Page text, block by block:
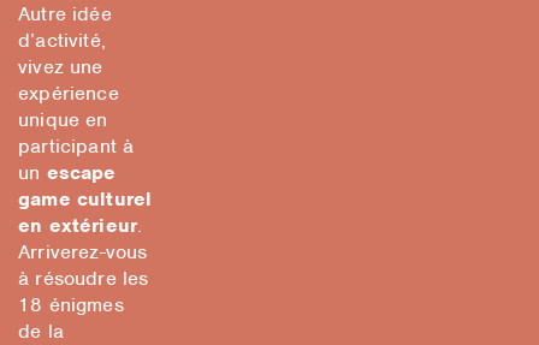
Autre idée
d’activité,
vivez une
expérience
unique en
participant à
un escape
game culturel
en extérieur.
Arriverez-vous
à résoudre les
18 énigmes
de la